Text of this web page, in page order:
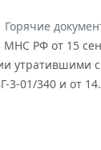
Горячие
МНС РФ от 15
утратившими
3-01/340 и от